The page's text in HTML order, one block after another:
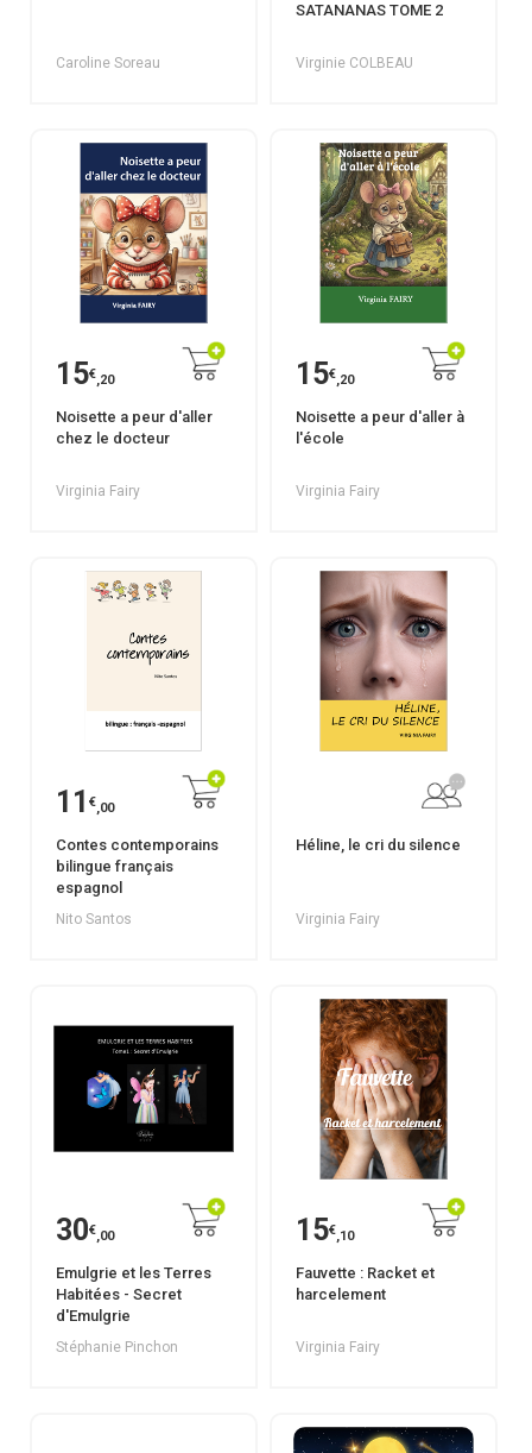
Caroline Soreau
SATANANAS TOME 2
Virginie COLBEAU
15€,20
Noisette a peur d'aller
chez le docteur
Virginia Fairy
15€,20
Noisette a peur d'aller à
l'école
Virginia Fairy
11 €,00
Contes contemporains
bilingue français
espagnol
Nito Santos
Héline, le cri du silence
Virginia Fairy
30€,00
Emulgrie et les Terres
Habitées - Secret
d'Emulgrie
Stéphanie Pinchon
15€,10
Fauvette : Racket et
harcelement
Virginia Fairy